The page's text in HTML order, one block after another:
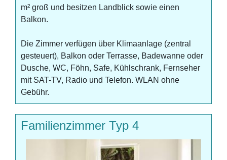
m² groß und besitzen Landblick sowie einen
Balkon.
Die Zimmer verfügen über Klimaanlage (zentral
gesteuert), Balkon oder Terrasse, Badewanne oder
Dusche, WC, Föhn, Safe, Kühlschrank, Fernseher
mit SAT-TV, Radio und Telefon. WLAN ohne
Gebühr.
Familienzimmer Typ 4